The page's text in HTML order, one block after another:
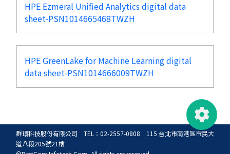
HPE Ezmeral Unified Analytics digital data
sheet-PSN1014665468TWZH
HPE GreenLake for Machine Learning digital
data sheet-PSN1014666009TWZH
群環科技股份有限公司 TEL：02-2557-0808 115 台北市南港區市民大
道八段205號21樓